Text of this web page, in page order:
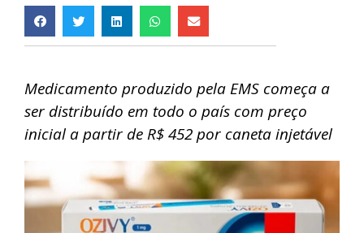
Medicamento produzido pela EMS começa a
ser distribuído em todo o país com preço
inicial a partir de R$ 452 por caneta injetável